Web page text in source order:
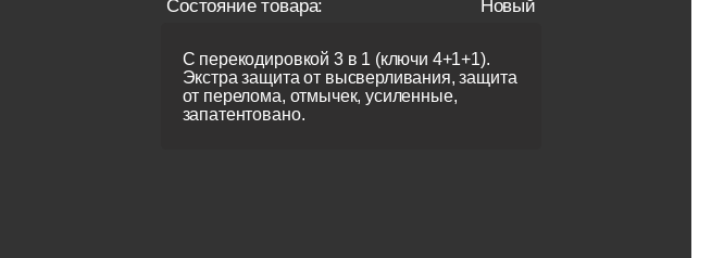
Состояние товара:
Новый
С перекодировкой 3 в 1 (ключи 4+1+1).
Экстра защита от высверливания, защита
от перелома, отмычек, усиленные,
запатентовано.